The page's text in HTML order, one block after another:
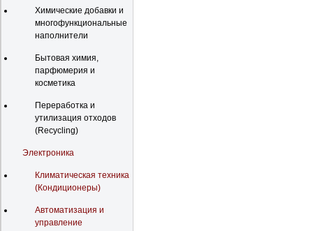
Химические добавки и
многофункциональные
наполнители
Бытовая химия,
парфюмерия и
косметика
Переработка и
утилизация отходов
(Recycling)
Электроника
Климатическая техника
(Кондиционеры)
Автоматизация и
управление